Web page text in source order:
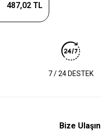
487,02 TL
7 / 24 DESTEK
Bize Ulaşın